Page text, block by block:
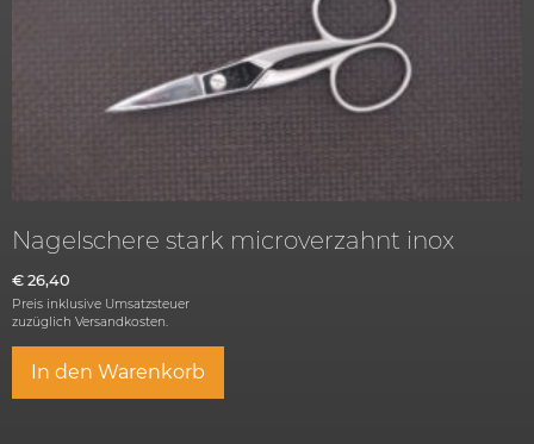
Nagelschere stark microverzahnt inox
€ 26,40
Preis inklusive Umsatzsteuer
zuzüglich Versandkosten.
In den Warenkorb